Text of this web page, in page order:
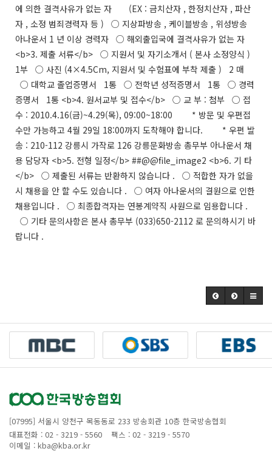
에 의한 결격사유가 없는 자 (EX : 금치산자 , 한정치산자 , 파산
자 , 소정 범죄경력자 등 ) ○ 지상파방송 , 케이블방송 , 위성방송
아나운서 1 년 이상 경력자 ○ 해외출입국에 결격사유가 없는 자
<b>3. 제출 서류</b> ○ 지원서 및 자기소개서 ( 본사 소정양식 )
1부 ○ 사진 (4×4.5Cm, 지원서 및 수험표에 부착 제출 ) 2 매
○ 대학교 졸업증명서 1통 ○ 전학년 성적증명서 1통 ○ 경력
증명서 1통 <b>4. 원서교부 및 접수</b> ○ 교 부 : 첨부 ○ 접
수 : 2010.4.16(금)~4.29(목), 09:00~18:00 * 방문 및 우편접
수만 가능하고 4월 29일 18:00까지 도착해야 합니다. * 우편 발
송 : 210-112 강릉시 가작로 126 강릉문화방송 총무부 아나운서 채
용 담당자 <b>5. 전형 일정</b> ##@@file_image2 <b>6. 기 타
</b> ○ 제출된 서류는 반환하지 않습니다 . ○ 적합한 자가 없을
시 채용을 안 할 수도 있습니다 . ○ 여자 아나운서의 결원으로 인한
채용입니다 . ○ 최종합격자는 연봉계약직 사원으로 임용합니다 .
○ 기타 문의사항은 본사 총무부 (033)650-2112 로 문의하시기 바
랍니다 .
[07995] 서울시 양천구 목동동로 233 방송회관 10층 한국방송협회
대표전화 : 02 - 3219 - 5560
팩스 : 02 - 3219 - 5570
이메일 : kba@kba.or.kr